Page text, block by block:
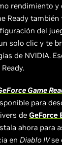
rendimiento y
Ready
del
solo clic y te
de NVIDIA.
Game
para
deGeForce
ahora para
enDiablo IVse